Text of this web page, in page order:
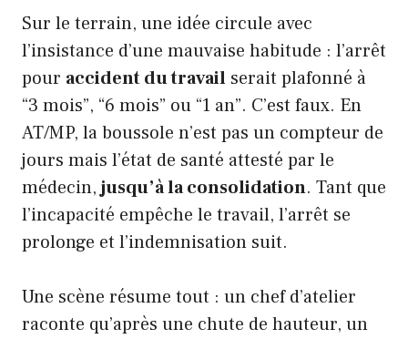
Sur le terrain, une idée circule avec
l’insistance d’une mauvaise habitude : l’arrêt
pour accident du travail serait plafonné à
“3 mois”, “6 mois” ou “1 an”. C’est faux. En
AT/MP, la boussole n’est pas un compteur de
jours mais l’état de santé attesté par le
médecin,jusqu’à la consolidation. Tant que
l’incapacité empêche le travail, l’arrêt se
prolonge et l’indemnisation suit.
Une scène résume tout : un chef d’atelier
raconte qu’après une chute de hauteur, un